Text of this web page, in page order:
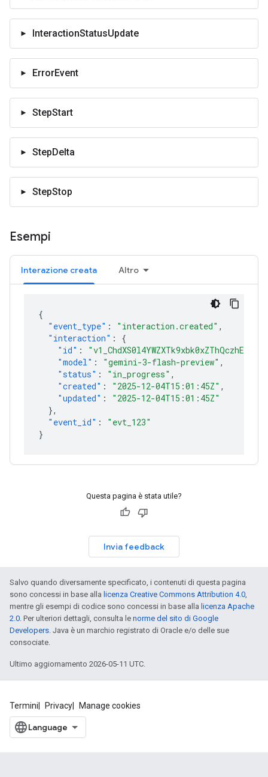
InteractionStatusUpdate
ErrorEvent
StepStart
StepDelta
StepStop
Esempi
Interazione creata Altro
{
"event_type" : "interaction.created" ,
"interaction" :
{
"id" :
"model" : "gemini-3-flash-preview" ,
"status" : "in_progress" ,
"created" : "2025-12-04T15:01:45Z" ,
"updated" :
"2025-12-04T15:01:45Z"
},
"event_id" :
"evt_123"
}
Questa pagina è stata utile?
Invia feedback
Salvo quando diversamente specificato, i contenuti di questa pagina
sono concessi in base alla licenza Creative Commons Attribution 4.0,
mentre gli esempi di codice sono concessi in base alla licenza Apache
2.0. Per ulteriori dettagli, consulta le norme del sito di Google
Developers. Java è un marchio registrato di Oracle e/o delle sue
consociate.
Ultimo aggiornamento 2026-05-11 UTC.
Termini Privacy Manage cookies